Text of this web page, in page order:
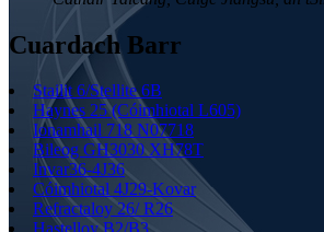
Cuardach Barr
Stailit 6/Stellite 6B
Haynes 25 (Cóimhiotal L605)
Ionamhail 718 N07718
Bileog GH3030 XH78T
Invar36-4J36
Cóimhiotal 4J29-Kovar
Refractaloy 26/ R26